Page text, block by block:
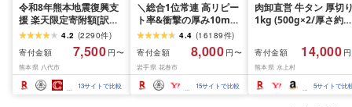
令和8年熊本地震復興支
援 楽天限定寄附額[訳あ
り]牛タン 500g〜2kg 肉
牛肉 訳あり 牛タン 冷凍
小分け 厚切り 薄切り 食
べ比べ 500g 1kg 1.5kg
2kg 牛 人気 ビーフ 牛た
ん ふるさと納税 ランキ
4.2 (2290件)
寄付金額
7,500 円〜
熊本県 八代市
13サイトで比較
＼総合1位常連 高リピー
ト率&衝撃の厚み10mm
厚切り牛タン 塩味/ ≪ス
ピード発送!!10営業日以
内発送≫ 選べる内容量
500g / 1kg 定期便 毎月
届く 牛肉 肉 BBQ ふるさ
と 人気 ランキング 岩手
4.4 (16189件)
寄付金額
8,000 円〜
岩手県 花巻市
15サイトで比較
肉卸直営 牛タン 厚切
1kg (500g×2/厚さ約
牛肉 焼肉 冷凍 スライ
業務用 バーベキュー
BBQ おつまみ ギフト
祝い お中元 夏ギフト
寄付金額 14,000
熊本県 水上村
5サイトで比